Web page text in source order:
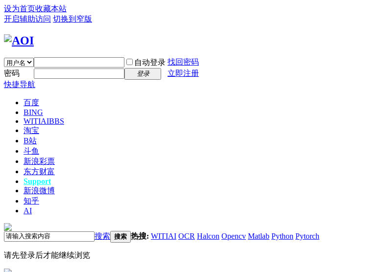
设为首页收藏本站
开启辅助访问 切换到窄版
自动登录 找回密码
密码
登录
立即注册
快捷导航
百度
BING
WITIAIBBS
淘宝
B站
斗鱼
新浪彩票
东方财富
Support
新浪微博
知乎
AI
搜索 搜索 热搜: WITIAI OCR Halcon Opencv Matlab Python Pytorch
请先登录后才能继续浏览